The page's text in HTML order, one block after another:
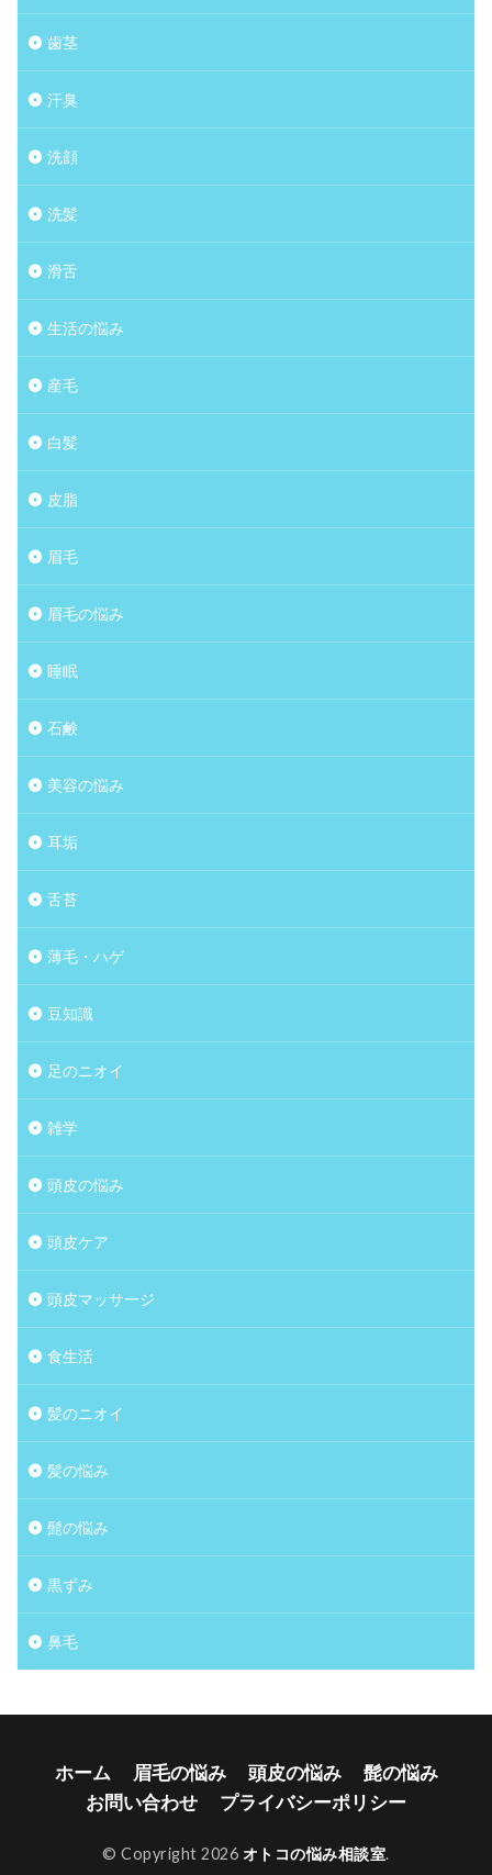
歯茎
汗臭
洗顔
洗髪
滑舌
生活の悩み
産毛
白髪
皮脂
眉毛
眉毛の悩み
睡眠
石鹸
美容の悩み
耳垢
舌苔
薄毛・ハゲ
豆知識
足のニオイ
雑学
頭皮の悩み
頭皮ケア
頭皮マッサージ
食生活
髪のニオイ
髪の悩み
髭の悩み
黒ずみ
鼻毛
ホーム 眉毛の悩み 頭皮の悩み
髭の悩み
お問い合わせ
プライバシーポリシー
© Copyright 2026 オトコの悩み相談室.